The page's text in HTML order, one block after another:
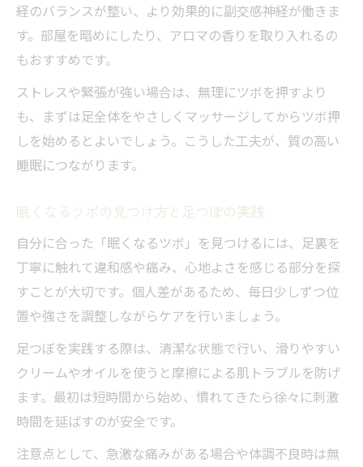
経のバランスが整い、より効果的に副交感神経が働きま
す。部屋を暗めにしたり、アロマの香りを取り入れるの
もおすすめです。
ストレスや緊張が強い場合は、無理にツボを押すより
も、まずは足全体をやさしくマッサージしてからツボ押
しを始めるとよいでしょう。こうした工夫が、質の高い
睡眠につながります。
眠くなるツボの見つけ方と足つぼの実践
自分に合った「眠くなるツボ」を見つけるには、足裏を
丁寧に触れて違和感や痛み、心地よさを感じる部分を探
すことが大切です。個人差があるため、毎日少しずつ位
置や強さを調整しながらケアを行いましょう。
足つぼを実践する際は、清潔な状態で行い、滑りやすい
クリームやオイルを使うと摩擦による肌トラブルを防げ
ます。最初は短時間から始め、慣れてきたら徐々に刺激
時間を延ばすのが安全です。
注意点として、急激な痛みがある場合や体調不良時は無